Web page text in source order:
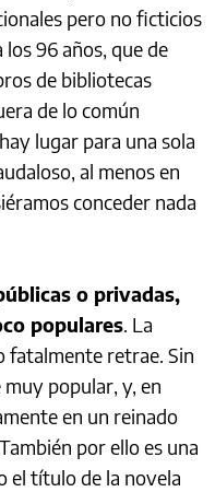
pero no ficticios
96 años, que de
de bibliotecas
de lo común
lugar para una sola
al menos en
conceder nada
o privadas,
populares. La
fatalmente retrae. Sin
popular, y, en
en un reinado
por ello es una
el título de la novela